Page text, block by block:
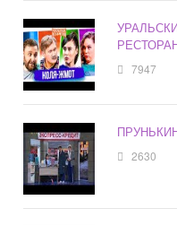
7947
2630